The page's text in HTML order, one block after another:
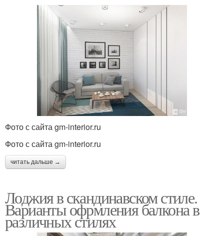
Фото с сайта gm-interior.ru
Фото с сайта gm-interior.ru
читать дальше →
Лоджия в скандинавском стиле.
Варианты офрмления балкона в
различных стилях